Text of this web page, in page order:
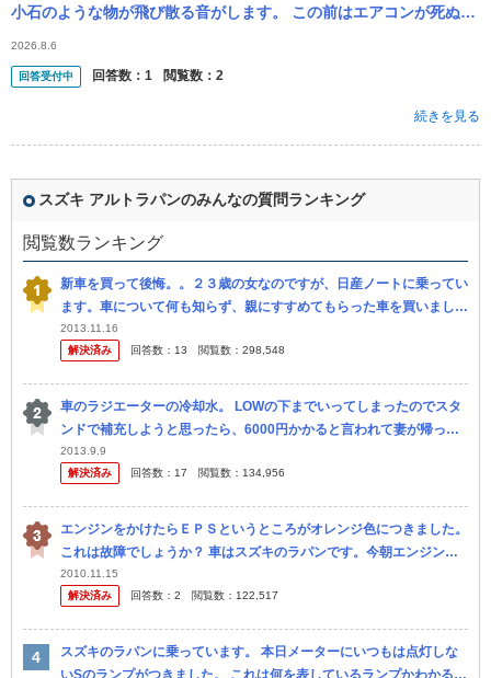
小石のような物が飛び散る音がします。 この前はエアコンが死ぬ数
日前にそんな音がして、その後氷を吐き出してエアコンは死にまし
た。ガ...
2026.8.6
回答受付中 回答数： 1 閲覧数： 2
続きを見る
スズキ アルトラパンのみんなの質問ランキング
閲覧数ランキング
新車を買って後悔。。２３歳の女なのですが、日産ノートに乗ってい
ます。車について何も知らず、親にすすめてもらった車を買いまし
た。でも最近道を走っているとノートに乗っている同年代を見かけな
いし 友達...
2013.11.16
解決済み
回答数： 13 閲覧数： 298,548
車のラジエーターの冷却水。 LOWの下までいってしまったのでスタ
ンドで補充しようと思ったら、6000円かかると言われて妻が帰って
きました。 初めてなのですが、そんなに料金がかかるものなのです
か？ 車
2013.9.9
解決済み
回答数： 17 閲覧数： 134,956
エンジンをかけたらＥＰＳというところがオレンジ色につきました。
これは故障でしょうか？ 車はスズキのラパンです。今朝エンジンを
かけるとＥＰＳのランプがつきました。 これはディーラーでみても
らった方...
2010.11.15
解決済み
回答数： 2 閲覧数： 122,517
スズキのラパンに乗っています。 本日メーターにいつもは点灯しな
いSのランプがつきました。 これは何を表しているランプかわかるで